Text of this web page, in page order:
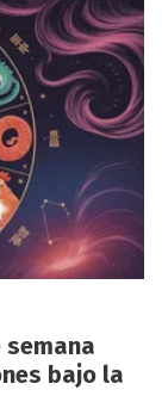
semana
bajo la